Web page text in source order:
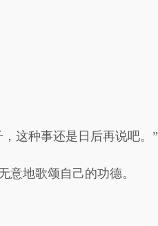
这种事还是日后再说吧。”
意地歌颂自己的功德。